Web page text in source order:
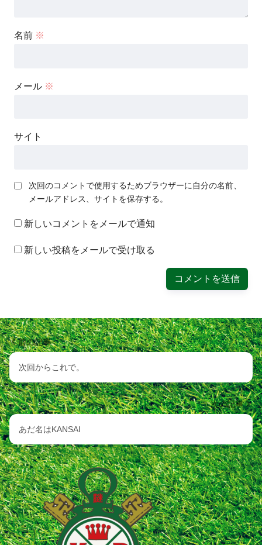
名前 ※
メール ※
サイト
次回のコメントで使用するためブラウザーに自分の名前、
メールアドレス、サイトを保存する。
新しいコメントをメールで通知
新しい投稿をメールで受け取る
前の記事
次回からこれで。
次の記事
あだ名はKANSAI